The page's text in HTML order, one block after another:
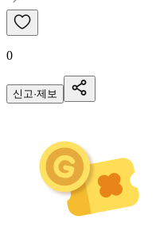
0
신고·제보